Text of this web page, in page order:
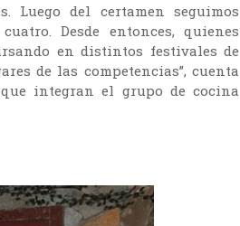
Luego del certamen seguimos
Desde entonces, quienes
en distintos festivales de
de las competencias”, cuenta
integran el grupo de cocina